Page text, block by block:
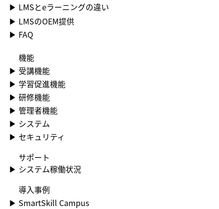
▶ LMSとeラーニングの違い
▶ LMSのOEM提供
▶ FAQ
機能
▶​ 受講機能
▶​ 学習促進機能
▶​ 研修機能
▶​ 管理者機能
▶​ システム
▶​ セキュリティ
​サポート
▶​ システム稼働状況
​導入事例
▶​ SmartSkill Campus